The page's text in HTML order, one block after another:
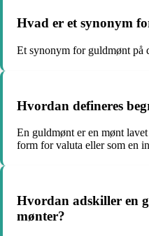
Hvad er et synonym
Et synonym for guldmønt på
Hvordan defineres
En guldmønt er en mønt
form for valuta eller som en
Hvordan adskiller en
mønter?